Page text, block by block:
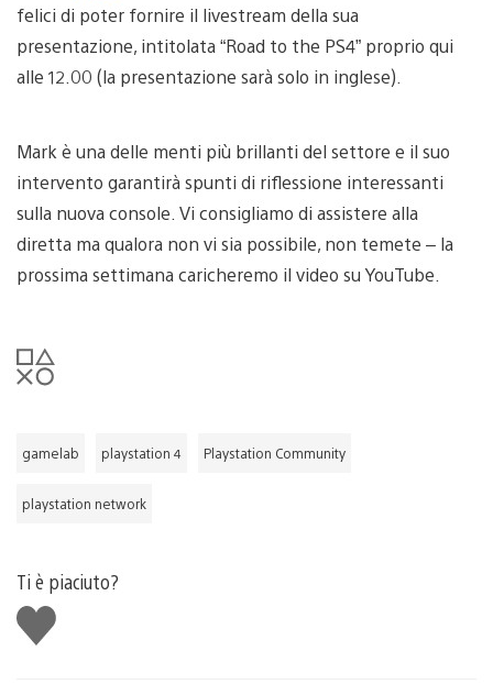
felici di poter fornire il livestream della sua
presentazione, intitolata “Road to the PS4” proprio qui
alle 12.00 (la presentazione sarà solo in inglese).
Mark è una delle menti più brillanti del settore e il suo
intervento garantirà spunti di riflessione interessanti
sulla nuova console. Vi consigliamo di assistere alla
diretta ma qualora non vi sia possibile, non temete – la
prossima settimana caricheremo il video su YouTube.
gamelab playstation 4 Playstation Community
playstation network
Ti è piaciuto?
Mi
piace